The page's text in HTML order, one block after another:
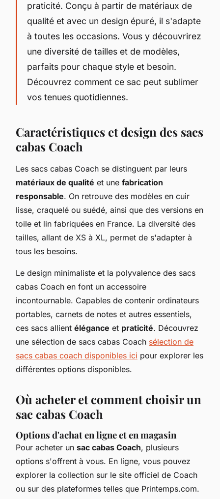
praticité. Conçu à partir de matériaux de
qualité et avec un design épuré, il s'adapte
à toutes les occasions. Vous y découvrirez
une diversité de tailles et de modèles,
parfaits pour chaque style et besoin.
Découvrez comment ce sac peut sublimer
vos tenues quotidiennes.
Caractéristiques et design des sacs
cabas Coach
Les sacs cabas Coach se distinguent par leurs
matériaux de qualité et une fabrication
responsable. On retrouve des modèles en cuir
lisse, craquelé ou suédé, ainsi que des versions en
toile et lin fabriquées en France. La diversité des
tailles, allant de XS à XL, permet de s'adapter à
tous les besoins.
Le design minimaliste et la polyvalence des sacs
cabas Coach en font un accessoire
incontournable. Capables de contenir ordinateurs
portables, carnets de notes et autres essentiels,
ces sacs allient élégance et praticité. Découvrez
une sélection de sacs cabas Coach sélection de
sacs cabas coach disponibles ici pour explorer les
différentes options disponibles.
Où acheter et comment choisir un
sac cabas Coach
Options d'achat en ligne et en magasin
Pour acheter un sac cabas Coach, plusieurs
options s'offrent à vous. En ligne, vous pouvez
explorer la collection sur le site officiel de Coach
ou sur des plateformes telles que Printemps.com.